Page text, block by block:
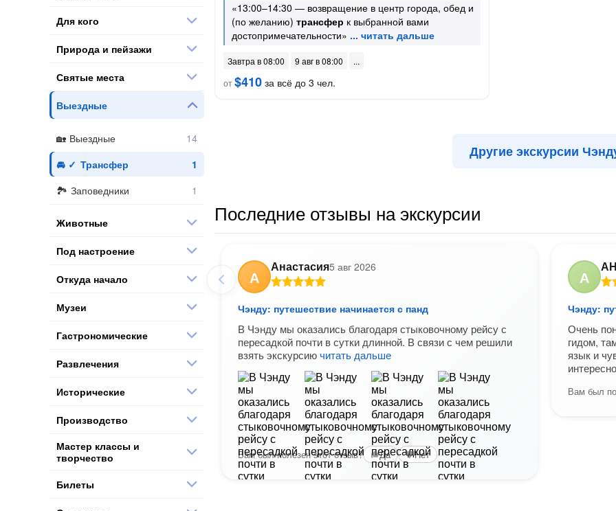
«13:00–14:30 — возвращение в центр города, обед и
(по желанию) трансфер к выбранной вами
достопримечательности»
Завтра в 08:00
9 авг в 08:00
от$410 за всё до 3 чел.
Другие экскурсии
Последние отзывы на экскурсии
А
Анастасия5 авг 2026
Чэнду: путешествие начинается с панд
В Чэнду мы оказались благодаря стыковочному рейсу с
пересадкой почти в сутки длинной. В связи с чем решили
взять экскурсиючитать дальше
Вам был полезен этот отзыв? Да Нет
А
Чэнду:
Очень
гидом,
язык и
Вам был
Для кого
Природа и пейзажи
Святые места
Выездные
Выездные
Трансфер
Заповедники
Животные
Под настроение
Откуда начало
Музеи
Гастрономические
Развлечения
Исторические
Производство
Мастер классы и
творчество
Билеты